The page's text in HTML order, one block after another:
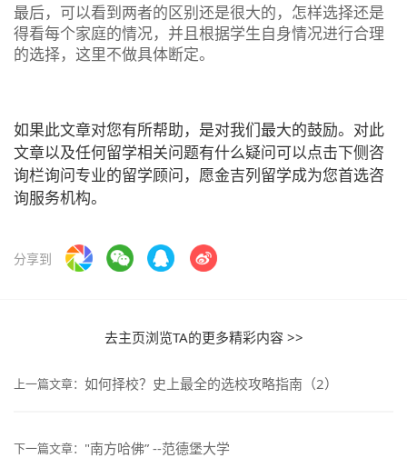
最后，可以看到两者的区别还是很大的，怎样选择还是
得看每个家庭的情况，并且根据学生自身情况进行合理
的选择，这里不做具体断定。
如果此文章对您有所帮助，是对我们最大的鼓励。对此
文章以及任何留学相关问题有什么疑问可以点击下侧咨
询栏询问专业的留学顾问，愿金吉列留学成为您首选咨
询服务机构。
分享到
去主页浏览TA的更多精彩内容 >>
上一篇文章： 如何择校？史上最全的选校攻略指南（2）
下一篇文章： "南方哈佛” --范德堡大学